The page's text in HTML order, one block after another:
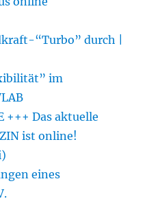
“Turbo” durch |
im
+++ Das aktuelle
ist online!
eines